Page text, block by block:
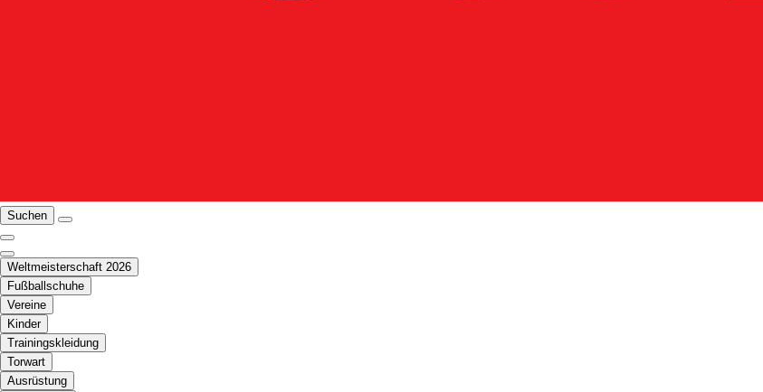
Suchen
Weltmeisterschaft 2026
Fußballschuhe
Vereine
Kinder
Trainingskleidung
Torwart
Ausrüstung